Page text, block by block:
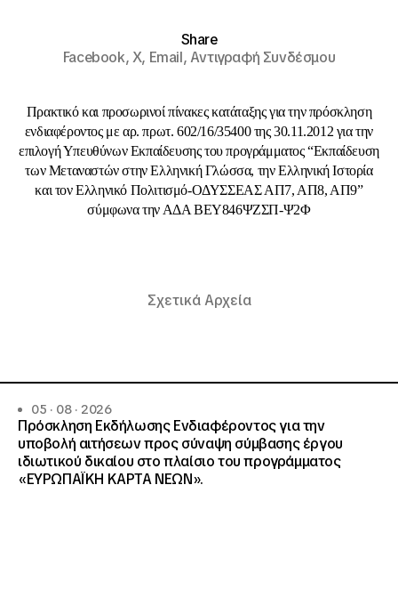
Share
Facebook,X, Email,Αντιγραφή Συνδέσμου
Πρακτικό και προσωρινοί πίνακες κατάταξης για την πρόσκληση
ενδιαφέροντος με αρ. πρωτ. 602/16/35400 της 30.11.2012 για την
επιλογή Υπευθύνων Εκπαίδευσης του προγράμματος “Εκπαίδευση
των Μεταναστών στην Ελληνική Γλώσσα, την Ελληνική Ιστορία
και τον Ελληνικό Πολιτισμό-ΟΔΥΣΣΕΑΣ ΑΠ7, ΑΠ8, ΑΠ9”
σύμφωνα την ΑΔΑ ΒΕΥ846ΨΖΣΠ-Ψ2Φ
Σχετικά Αρχεία
05 · 08 · 2026
Πρόσκληση Εκδήλωσης Ενδιαφέροντος για την
υποβολή αιτήσεων προς σύναψη σύμβασης έργου
ιδιωτικού δικαίου στο πλαίσιο του προγράμματος
«ΕΥΡΩΠΑΪΚΗ ΚΑΡΤΑ ΝΕΩΝ».